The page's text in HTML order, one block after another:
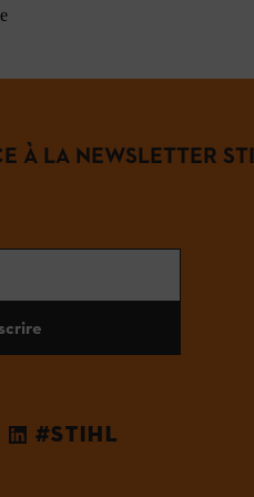
À LA NEWSLETTER
#STIHL